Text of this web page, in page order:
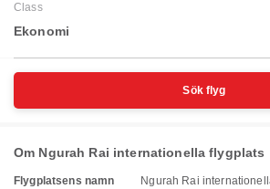
Class
Ekonomi
Sök flyg
Om Ngurah Rai internationella flygplats
Flygplatsens namn Ngurah Rai